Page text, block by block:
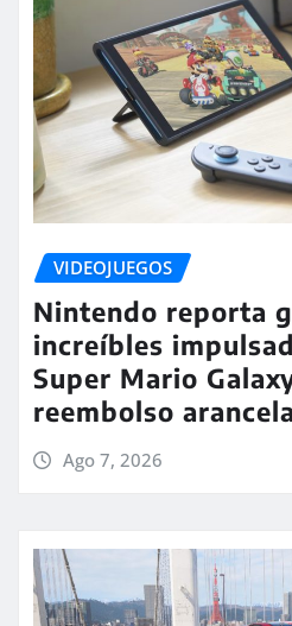
VIDEOJUEGOS
Nintendo reporta
increíbles
Super Mario
reembolso
Ago 7, 2026